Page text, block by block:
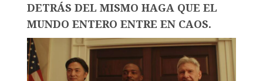
DETRÁS DEL MISMO HAGA QUE EL
MUNDO ENTERO ENTRE EN CAOS.